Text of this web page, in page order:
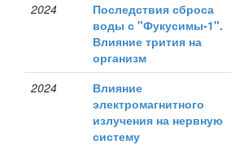
2024
Последствия сброса
воды с "Фукусимы-1".
Влияние трития на
организм
2024
Влияние
электромагнитного
излучения на нервную
систему